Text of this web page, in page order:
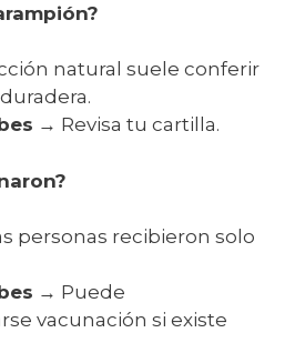
natural suele conferir
→ Revisa tu cartilla.
personas recibieron solo
→ Puede
vacunación si existe